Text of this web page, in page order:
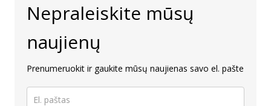
Nepraleiskite mūsų
naujienų
Prenumeruokit ir gaukite mūsų naujienas savo el. pašte